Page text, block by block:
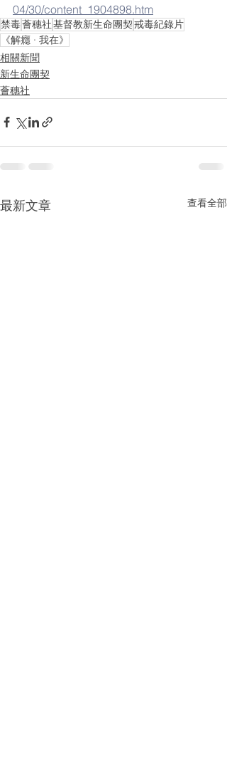
04/30/content_1904898.htm
禁毒薈穗社基督教新生命團契戒毒紀錄片
《解癮 · 我在》
相關新聞
新生命團契
薈穗社
最新文章 查看全部